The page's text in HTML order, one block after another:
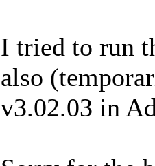
I tried to run
also
v3.02.03 in